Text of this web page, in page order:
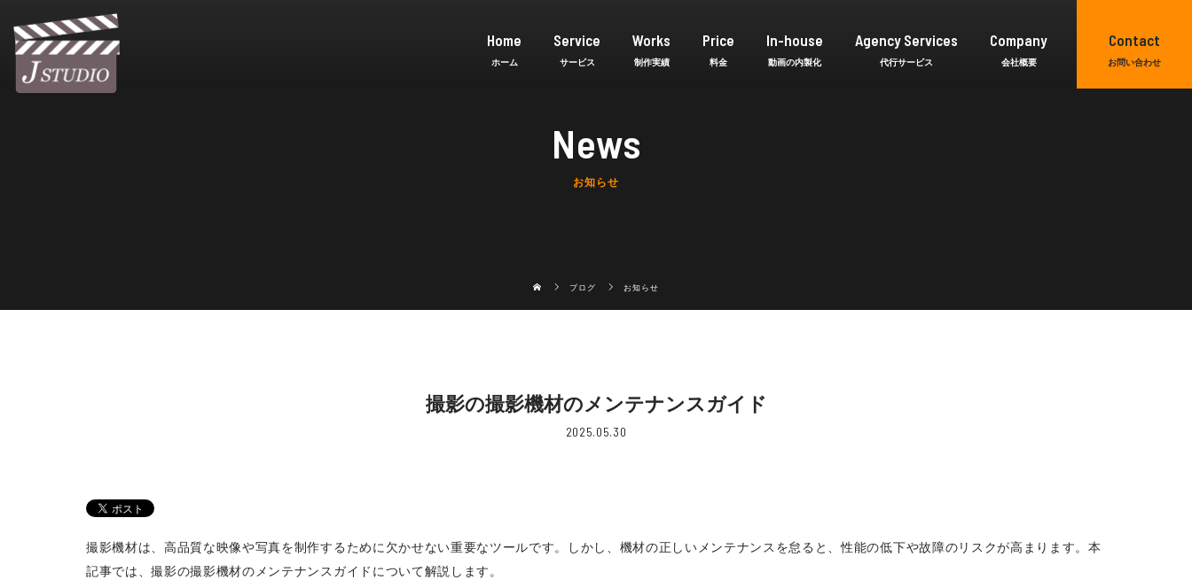
Home Service Works Price In-house Agency Services Company Contact
News
お知らせ
ブログ お知らせ
撮影の撮影機材のメンテナンスガイド
2025.05.30
撮影機材は、高品質な映像や写真を制作するために欠かせない重要なツールです。しかし、機材の正しいメンテナンスを怠ると、性能の低下や故障のリスクが高まります。本
記事では、撮影の撮影機材のメンテナンスガイドについて解説します。